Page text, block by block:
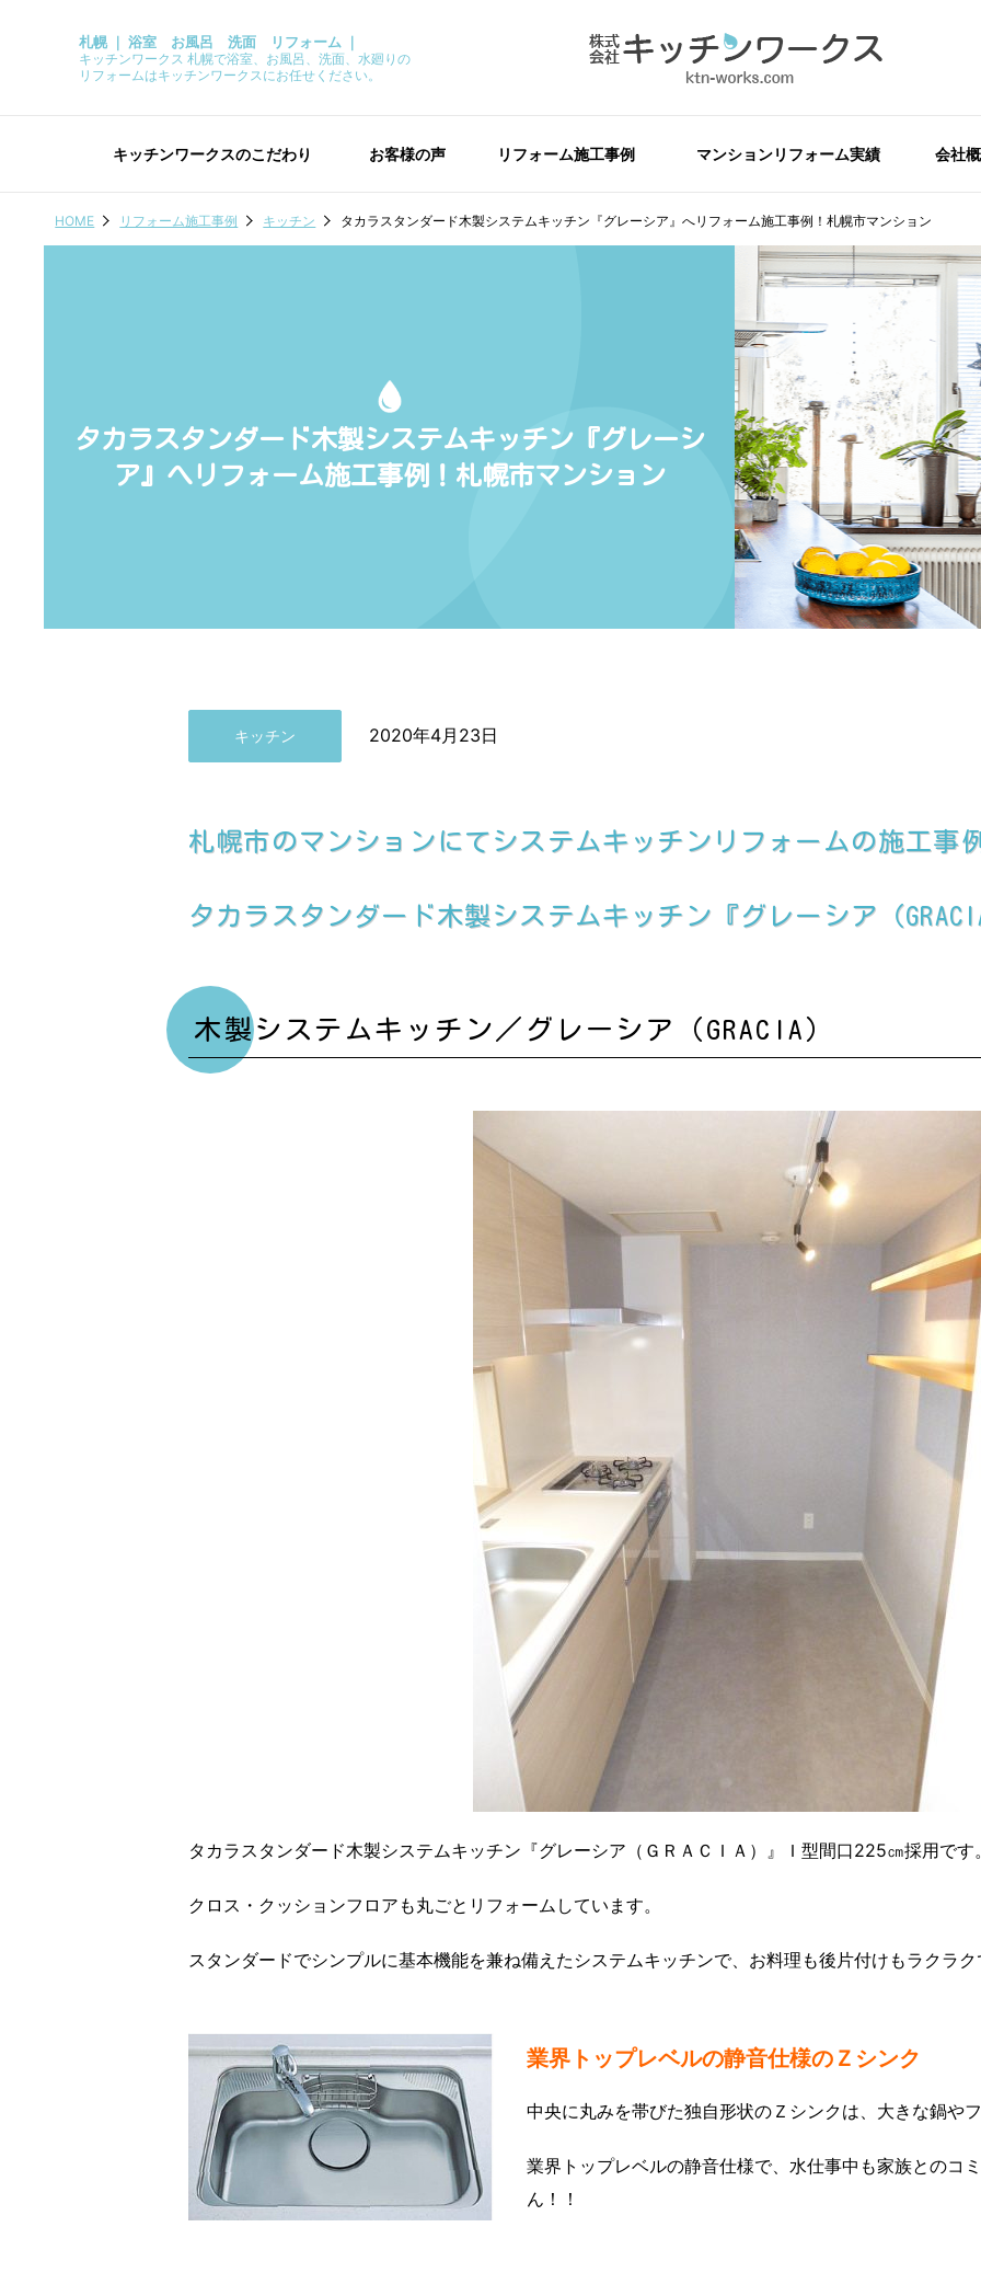
札幌 ｜ 浴室 お風呂 洗面 リフォーム ｜
キッチンワークス 札幌で浴室、お風呂、洗面、水廻りの
リフォームはキッチンワークスにお任せください。
キッチンワークスのこだわり お客様の声 リフォーム施工事例 マンションリフォーム実績 会社
HOME リフォーム施工事例 キッチン タカラスタンダード木製システムキッチン『グレーシア』へリフォーム施工事例！札幌市マンション
タカラスタンダード木製システムキッチン『グレーシ
ア』へリフォーム施工事例！札幌市マンション
キッチン 2020年4月23日
札幌市のマンションにてシステムキッチンリフォームの施工事
タカラスタンダード木製システムキッチン『グレーシア（
木製システムキッチン／グレーシア（GRACIA）
タカラスタンダード木製システムキッチン『グレーシア（ＧＲＡＣＩＡ）』Ｉ型間口225㎝採用です。
クロス・クッションフロアも丸ごとリフォームしています。
スタンダードでシンプルに基本機能を兼ね備えたシステムキッチンで、お料理も後片付けもラクラク
業界トップレベルの静音仕様のＺシンク
中央に丸みを帯びた独自形状のＺシンクは、大きな鍋や
業界トップレベルの静音仕様で、水仕事中も家族とのコ
ん！！